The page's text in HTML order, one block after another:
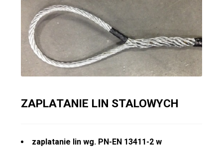
ZAPLATANIE LIN STALOWYCH
zaplatanie lin wg. PN-EN 13411-2 w